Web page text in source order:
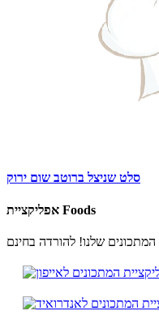
סלט שניצל ברוטב שום ירוק
אפליקציית Foods